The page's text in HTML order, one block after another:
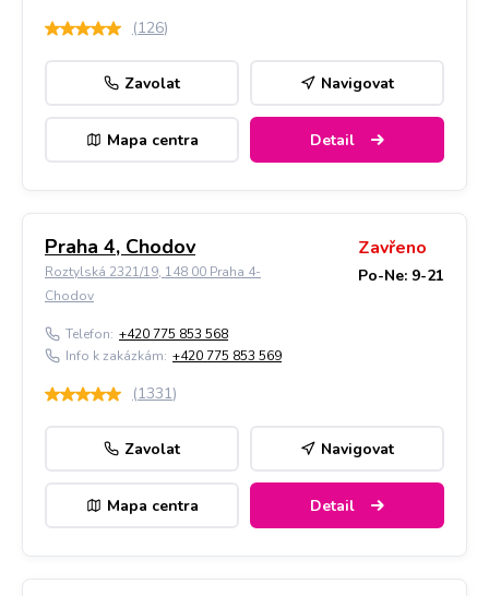
(126)
Zavolat Navigovat
Mapa centra Detail
Praha 4, Chodov
Roztylská 2321/19, 148 00 Praha 4-
Chodov
Zavřeno
Po-Ne: 9-21
Telefon: +420 775 853 568
Info k zakázkám: +420 775 853 569
(1331)
Zavolat Navigovat
Mapa centra Detail